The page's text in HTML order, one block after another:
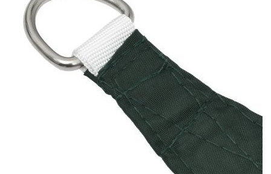
Необходим монтаж:
Купи на изплащане
Credit calculator
Платно-сенник, Оксфорд плат, правоъгълно, 2x5 м,
Please select credit institution
€34.00
Extraction of information from credit institutions
Предоставената таблица е с информационна цел.
Добавете продукта в количката си с бутона "Добави в
количката" и при поръчка ще можете да изберете броя